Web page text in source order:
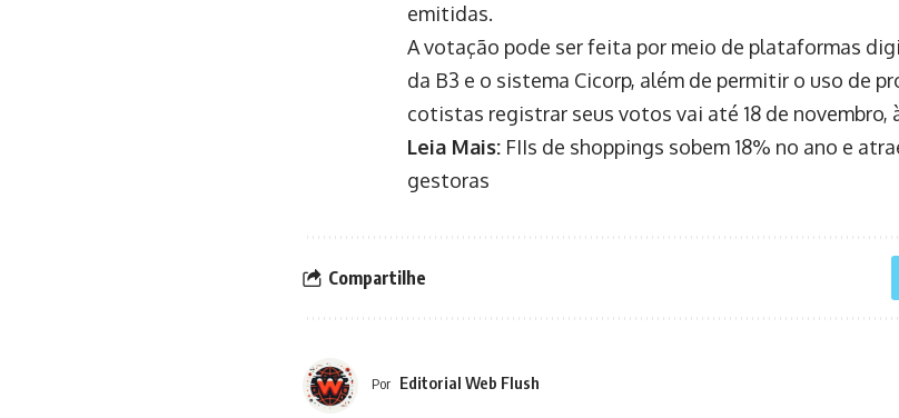
emitidas.
A votação pode ser feita por meio de plataformas
da B3 e o sistema Cicorp, além de permitir o uso de
cotistas registrar seus votos vai até 18 de novembro,
Leia Mais: FIIs de shoppings sobem 18% no ano e
gestoras
Compartilhe
Por Editorial Web Flush